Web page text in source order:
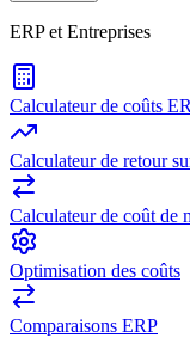
ERP et Entreprises
Calculateur de coûts
Calculateur de retour
Calculateur de coût de
Optimisation des coûts
Comparaisons ERP